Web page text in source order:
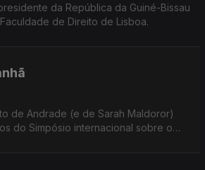
da República da Guiné-Bissau
de Direito de Lisboa.
de Andrade (e de Sarah Maldoror)
do Simpósio internacional sobre o